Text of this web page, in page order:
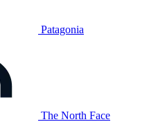
Patagonia
The North Face